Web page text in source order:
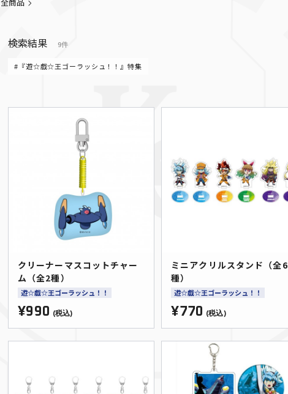
検索結果 9件
#『遊☆戯☆王ゴーラッシュ！！』特集
クリーナーマスコットチャー
ム（全2種）
遊☆戯☆王ゴーラッシュ！！
¥990 (税込)
ミニアクリルスタンド（全6
種）
遊☆戯☆王ゴーラッシュ！！
¥770 (税込)